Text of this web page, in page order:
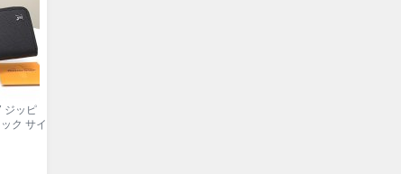
ジッピ
ク サイ